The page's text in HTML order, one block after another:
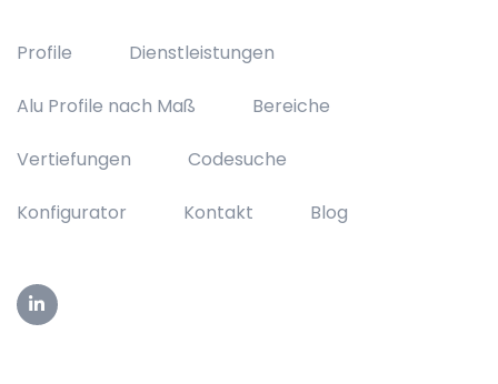
Profile Dienstleistungen
Alu Profile nach Maß Bereiche
Vertiefungen Codesuche
Konfigurator Kontakt Blog